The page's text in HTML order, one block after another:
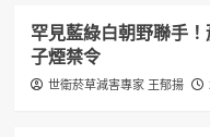
罕見藍綠白朝野聯手
子煙禁令
世衛菸草減害專家 王郁揚